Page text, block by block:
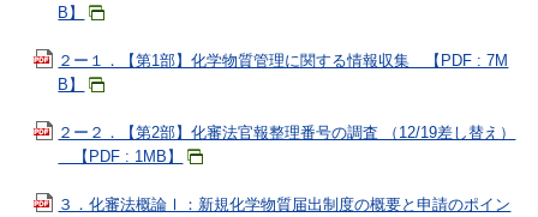
B】
２ー１．【第1部】化学物質管理に関する情報収集 【PDF : 7M
B】
２ー２．【第2部】化審法官報整理番号の調査 （12/19差し替え）
【PDF : 1MB】
３．化審法概論Ⅰ：新規化学物質届出制度の概要と申請のポイン